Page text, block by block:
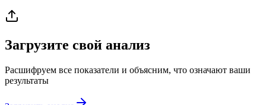
Загрузите свой анализ
Расшифруем все показатели и объясним, что означают ваши
результаты